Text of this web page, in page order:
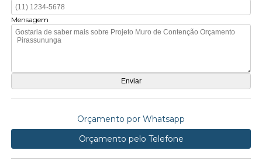
Mensagem
Orçamento por Whatsapp
Orçamento pelo Telefone